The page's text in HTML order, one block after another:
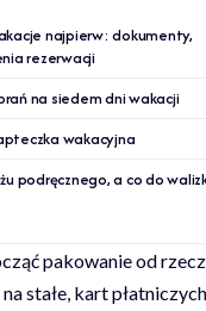
najpierw: dokumenty,
rezerwacji
na siedem dni wakacji
wakacyjna
podręcznego, a co do
pakowanie od
stałe, kart